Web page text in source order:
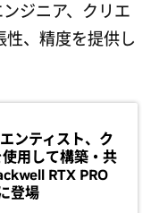
ジニア、クリエ
性、精度を提供し
ンティスト、ク
用して構築・共
RTX PRO
登場